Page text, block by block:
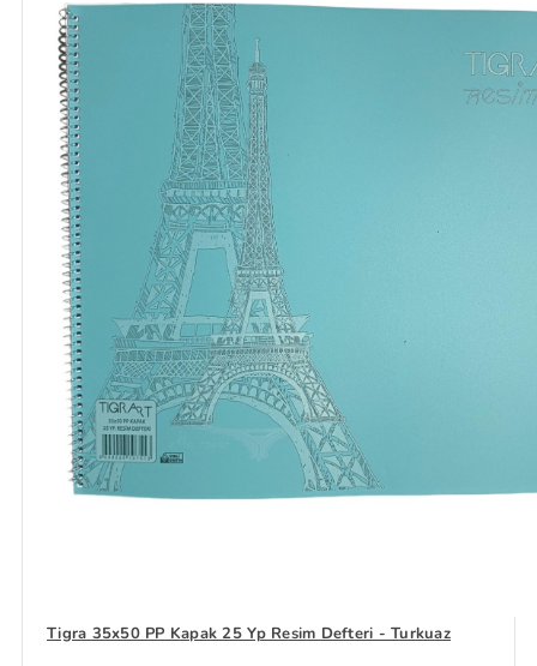
Tigra 35x50 PP Kapak 25 Yp Resim Defteri - Turkuaz